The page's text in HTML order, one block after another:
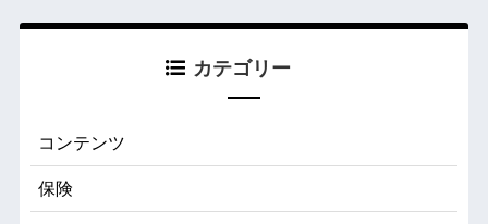
カテゴリー
コンテンツ
保険